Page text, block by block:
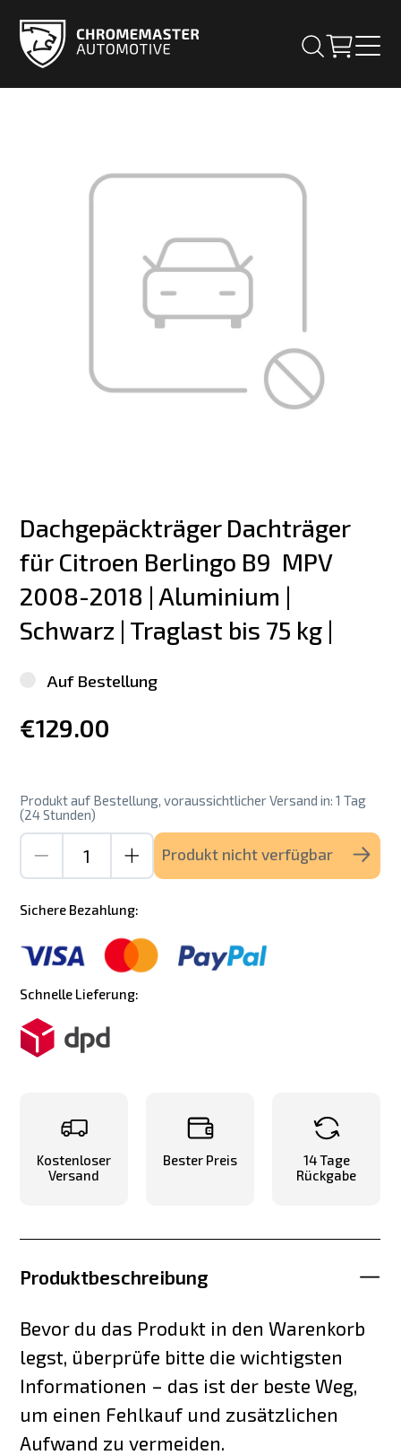
Dachgepäckträger Dachträger
für Citroen Berlingo B9  MPV
2008-2018 | Aluminium |
Schwarz | Traglast bis 75 kg |
Auf Bestellung
€129.00
Produkt auf Bestellung, voraussichtlicher Versand in: 1 Tag
(24 Stunden)
Produkt nicht verfügbar
Sichere Bezahlung:
Schnelle Lieferung:
Kostenloser
Versand
Bester Preis
14 Tage
Rückgabe
Produktbeschreibung
Bevor du das Produkt in den Warenkorb
legst, überprüfe bitte die wichtigsten
Informationen – das ist der beste Weg,
um einen Fehlkauf und zusätzlichen
Aufwand zu vermeiden.